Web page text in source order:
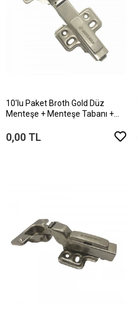
10'lu Paket Broth Gold Düz
Menteşe + Menteşe Tabanı +
0,00 TL